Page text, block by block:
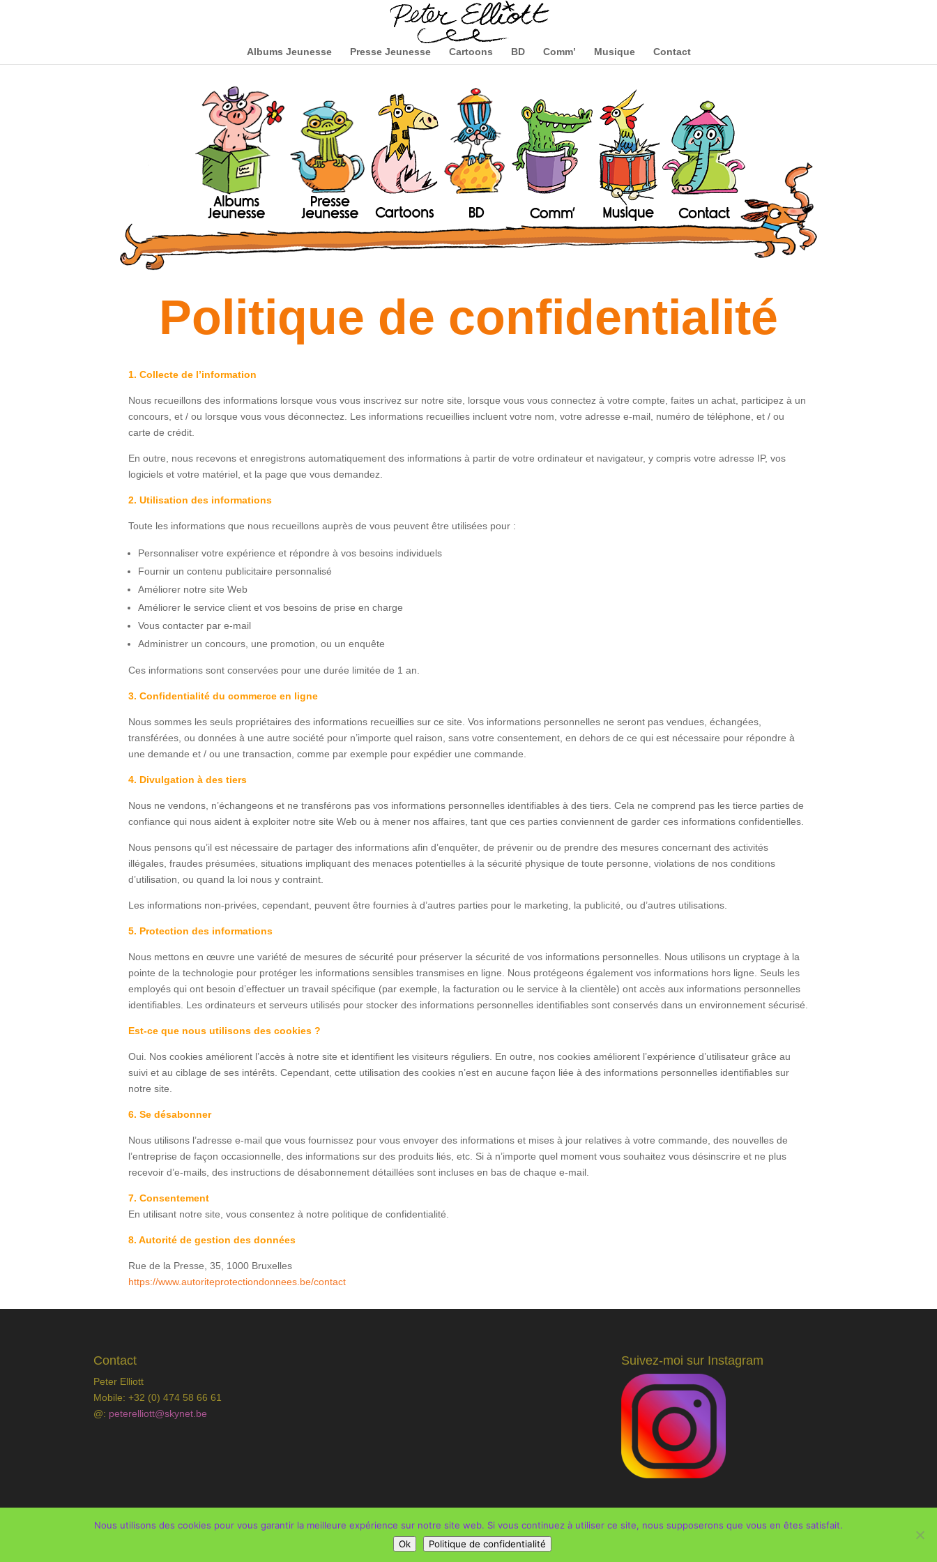
Albums Jeunesse Presse Jeunesse Cartoons BD Comm’ Musique Contact
Politique de confidentialité
1. Collecte de l’information
Nous recueillons des informations lorsque vous vous inscrivez sur notre site, lorsque vous vous connectez à votre compte, faites un achat, participez à un
concours, et / ou lorsque vous vous déconnectez. Les informations recueillies incluent votre nom, votre adresse e-mail, numéro de téléphone, et / ou
carte de crédit.
En outre, nous recevons et enregistrons automatiquement des informations à partir de votre ordinateur et navigateur, y compris votre adresse IP, vos
logiciels et votre matériel, et la page que vous demandez.
2. Utilisation des informations
Toute les informations que nous recueillons auprès de vous peuvent être utilisées pour :
Personnaliser votre expérience et répondre à vos besoins individuels
Fournir un contenu publicitaire personnalisé
Améliorer notre site Web
Améliorer le service client et vos besoins de prise en charge
Vous contacter par e-mail
Administrer un concours, une promotion, ou un enquête
Ces informations sont conservées pour une durée limitée de 1 an.
3. Confidentialité du commerce en ligne
Nous sommes les seuls propriétaires des informations recueillies sur ce site. Vos informations personnelles ne seront pas vendues, échangées,
transférées, ou données à une autre société pour n’importe quel raison, sans votre consentement, en dehors de ce qui est nécessaire pour répondre à
une demande et / ou une transaction, comme par exemple pour expédier une commande.
4. Divulgation à des tiers
Nous ne vendons, n’échangeons et ne transférons pas vos informations personnelles identifiables à des tiers. Cela ne comprend pas les tierce parties de
confiance qui nous aident à exploiter notre site Web ou à mener nos affaires, tant que ces parties conviennent de garder ces informations confidentielles.
Nous pensons qu’il est nécessaire de partager des informations afin d’enquêter, de prévenir ou de prendre des mesures concernant des activités
illégales, fraudes présumées, situations impliquant des menaces potentielles à la sécurité physique de toute personne, violations de nos conditions
d’utilisation, ou quand la loi nous y contraint.
Les informations non-privées, cependant, peuvent être fournies à d’autres parties pour le marketing, la publicité, ou d’autres utilisations.
5. Protection des informations
Nous mettons en œuvre une variété de mesures de sécurité pour préserver la sécurité de vos informations personnelles. Nous utilisons un cryptage à la
pointe de la technologie pour protéger les informations sensibles transmises en ligne. Nous protégeons également vos informations hors ligne. Seuls les
employés qui ont besoin d’effectuer un travail spécifique (par exemple, la facturation ou le service à la clientèle) ont accès aux informations personnelles
identifiables. Les ordinateurs et serveurs utilisés pour stocker des informations personnelles identifiables sont conservés dans un environnement sécurisé.
Est-ce que nous utilisons des cookies ?
Oui. Nos cookies améliorent l’accès à notre site et identifient les visiteurs réguliers. En outre, nos cookies améliorent l’expérience d’utilisateur grâce au
suivi et au ciblage de ses intérêts. Cependant, cette utilisation des cookies n’est en aucune façon liée à des informations personnelles identifiables sur
notre site.
6. Se désabonner
Nous utilisons l’adresse e-mail que vous fournissez pour vous envoyer des informations et mises à jour relatives à votre commande, des nouvelles de
l’entreprise de façon occasionnelle, des informations sur des produits liés, etc. Si à n’importe quel moment vous souhaitez vous désinscrire et ne plus
recevoir d’e-mails, des instructions de désabonnement détaillées sont incluses en bas de chaque e-mail.
7. Consentement
En utilisant notre site, vous consentez à notre politique de confidentialité.
8. Autorité de gestion des données
Rue de la Presse, 35, 1000 Bruxelles
https://www.autoriteprotectiondonnees.be/contact
Contact
Peter Elliott
Mobile: +32 (0) 474 58 66 61
@: peterelliott@skynet.be
Suivez-moi sur Instagram
Politique de confidentialité
Nous utilisons des cookies pour vous garantir la meilleure expérience sur notre site web. Si vous continuez à utiliser ce site, nous supposerons que vous en êtes satisfait.
Ok
Politique de confidentialité